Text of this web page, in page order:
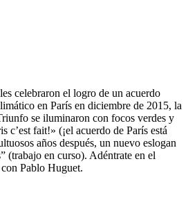
celebraron el logro de un acuerdo
en París en diciembre de 2015, la
se iluminaron con focos verdes y
c’est fait!» (¡el acuerdo de París está
años después, un nuevo eslogan
(trabajo en curso). Adéntrate en el
Pablo Huguet.